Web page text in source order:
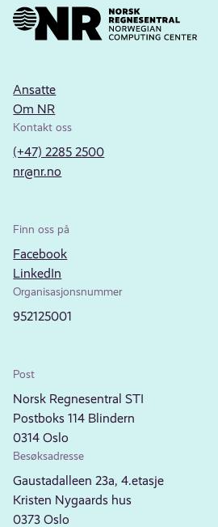
Ansatte
Om NR
Kontakt oss
(+47) 2285 2500
nr@nr.no
Finn oss på
Facebook
LinkedIn
Organisasjonsnummer
952125001
Post
Norsk Regnesentral STI
Postboks 114 Blindern
0314 Oslo
Besøksadresse
Gaustadalleen 23a, 4.etasje
Kristen Nygaards hus
0373 Oslo